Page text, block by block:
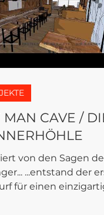
MAN CAVE /
von den Sagen
...entstand der
für einen